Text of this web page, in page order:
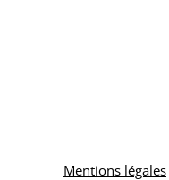
Mentions légales